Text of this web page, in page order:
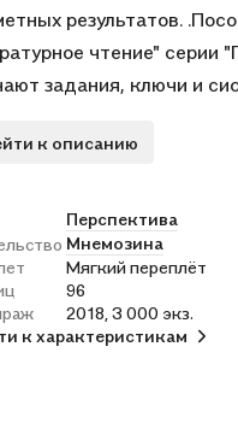
результатов.
чтение" серии
задания, ключи и
на трёх
(дополнительная
.В ключах подробно
ребёнку
сочинения, поставить
пособие может
к описанию
Перспектива
Мнемозина
Мягкий переплёт
96
2018, 3 000 экз.
к характеристикам